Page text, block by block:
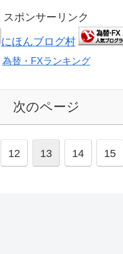
スポンサーリンク
にほんブログ村
為替・FXランキング
次のページ
12 13 14 15